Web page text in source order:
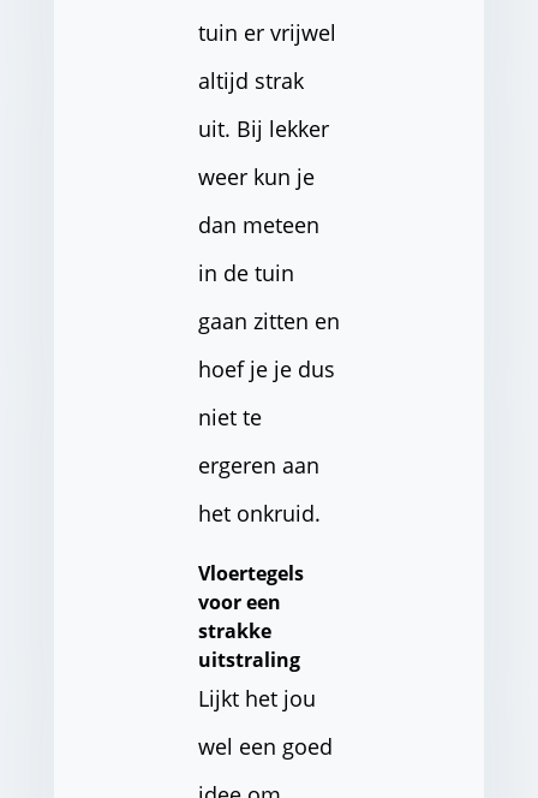
tuin er vrijwel
altijd strak
uit. Bij lekker
weer kun je
dan meteen
in de tuin
gaan zitten en
hoef je je dus
niet te
ergeren aan
het onkruid.
Vloertegels
voor een
strakke
uitstraling
Lijkt het jou
wel een goed